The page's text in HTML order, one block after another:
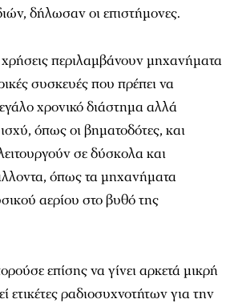
δήλωσαν οι επιστήμονες.
περιλαμβάνουν μηχανήματα
συσκευές που πρέπει να
χρονικό διάστημα αλλά
όπως οι βηματοδότες, και
σε δύσκολα και
όπως τα μηχανήματα
αερίου στο βυθό της
επίσης να γίνει αρκετά μικρή
ετικέτες ραδιοσυχνοτήτων για την